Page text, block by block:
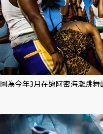
圖為今年3月在邁阿密海灘跳